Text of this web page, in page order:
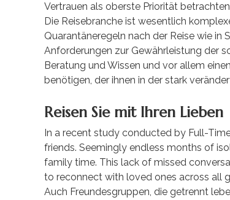
Vertrauen als oberste Priorität
Die Reisebranche ist wesentlich
Quarantäneregeln nach der Reise wie in
Anforderungen zur Gewährleistung der
Beratung und Wissen und vor allem
benötigen, der ihnen in der stark
Reisen Sie mit Ihren Lieben
In a recent study conducted by Full-
friends. Seemingly endless months of
family time. This lack of missed
to reconnect with loved ones across all
Auch Freundesgruppen, die getrennt